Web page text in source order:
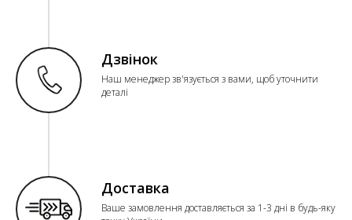
Дзвінок
Наш менеджер зв'язується з вами, щоб уточнити
деталі
Доставка
Ваше замовлення доставляється за 1-3 дні в будь-яку